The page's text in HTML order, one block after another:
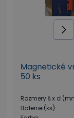
Magnetické
50 ks
Rozmery š x d
Balenie (ks):